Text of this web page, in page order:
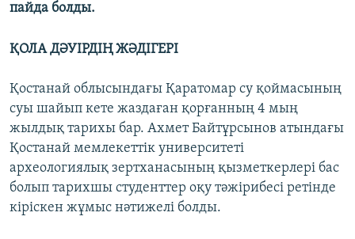
пайда болды.
ҚОЛА ДӘУІРДІҢ ЖӘДІГЕРІ
Қостанай облысындағы Қаратомар су қоймасының
суы шайып кете жаздаған қорғанның 4 мың
жылдық тарихы бар. Ахмет Байтұрсынов атындағы
Қостанай мемлекеттік университеті
археологиялық зертханасының қызметкерлері бас
болып тарихшы студенттер оқу тәжірибесі ретінде
кіріскен жұмыс нәтижелі болды.